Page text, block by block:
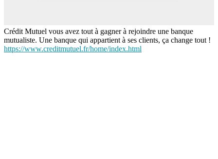
Crédit Mutuel vous avez tout à gagner à rejoindre une banque
mutualiste. Une banque qui appartient à ses clients, ça change tout !
https://www.creditmutuel.fr/home/index.html